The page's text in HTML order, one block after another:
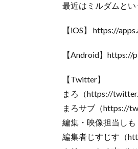
最近はミルダムと
【iOS】 https://
【Android】https://
【Twitter】
まろ（https://
まろサブ（https://
編集・映像担当しも
編集者じすじす（